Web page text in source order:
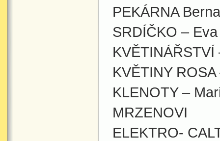
PEKÁRNA
SRDÍČKO –
KVĚTINY
KLENOTY –
MRZENOVI
ELEKTRO-